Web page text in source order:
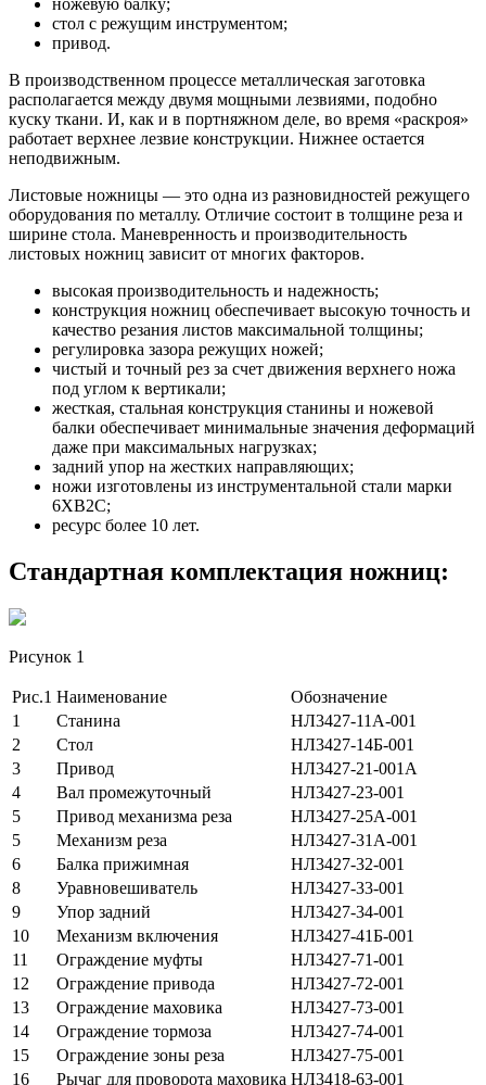
стол с режущим инструментом;
привод.
В производственном процессе металлическая заготовка
располагается между двумя мощными лезвиями, подобно
куску ткани. И, как и в портняжном деле, во время «раскроя»
работает верхнее лезвие конструкции. Нижнее остается
неподвижным.
Листовые ножницы — это одна из разновидностей режущего
оборудования по металлу. Отличие состоит в толщине реза и
ширине стола. Маневренность и производительность
листовых ножниц зависит от многих факторов.
высокая производительность и надежность;
конструкция ножниц обеспечивает высокую точность и
качество резания листов максимальной толщины;
регулировка зазора режущих ножей;
чистый и точный рез за счет движения верхнего ножа
под углом к вертикали;
жесткая, стальная конструкция станины и ножевой
балки обеспечивает минимальные значения деформаций
даже при максимальных нагрузках;
задний упор на жестких направляющих;
ножи изготовлены из инструментальной стали марки
6ХВ2С;
ресурс более 10 лет.
Стандартная комплектация ножниц:
Рисунок 1
Рис.1 Наименование
Обозначение
1
Станина
НЛ3427-11А-001
2
Стол
НЛ3427-14Б-001
3
Привод
НЛ3427-21-001А
4
Вал промежуточный
НЛ3427-23-001
5
Привод механизма реза
НЛ3427-25А-001
5
Механизм реза
НЛ3427-31А-001
6
Балка прижимная
НЛ3427-32-001
8
Уравновешиватель
НЛ3427-33-001
9
Упор задний
НЛ3427-34-001
10
Механизм включения
НЛ3427-41Б-001
11
Ограждение муфты
НЛ3427-71-001
12
Ограждение привода
НЛ3427-72-001
13
Ограждение маховика
НЛ3427-73-001
14
Ограждение тормоза
НЛ3427-74-001
15
Ограждение зоны реза
НЛ3427-75-001
16
Рычаг для проворота маховика НЛ3418-63-001